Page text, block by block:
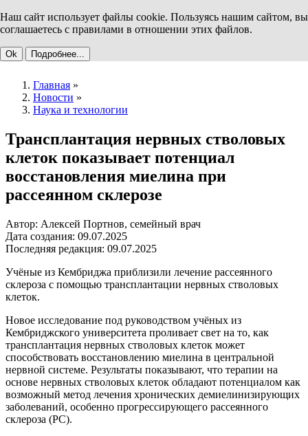
Наш сайт использует файлы cookie. Пользуясь нашим сайтом, вы
соглашаетесь с правилами в отношении этих файлов.
Ok Подробнее...
Главная »
Новости »
Наука и технологии
Трансплантация нервных стволовых
клеток показывает потенциал
восстановления миелина при
рассеянном склерозе
Автор: Алексей Портнов, семейный врач
Дата создания: 09.07.2025
Последняя редакция: 09.07.2025
Учёные из Кембриджа приблизили лечение рассеянного
склероза с помощью трансплантации нервных стволовых
клеток.
Новое исследование под руководством учёных из
Кембриджского университета проливает свет на то, как
трансплантация нервных стволовых клеток может
способствовать восстановлению миелина в центральной
нервной системе. Результаты показывают, что терапии на
основе нервных стволовых клеток обладают потенциалом как
возможный метод лечения хронических демиелинизирующих
заболеваний, особенно прогрессирующего рассеянного
склероза (РС).